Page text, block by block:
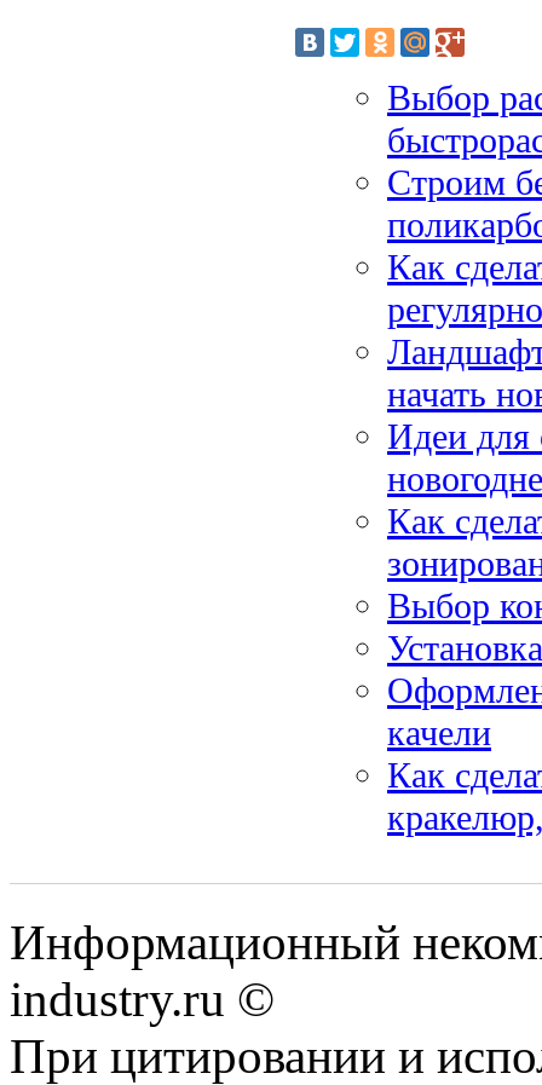
Выбор
Строим
Как
начать
Идеи для
Как
Выбор
качели
Как
Информационный
industry.ru ©
При цитировании и